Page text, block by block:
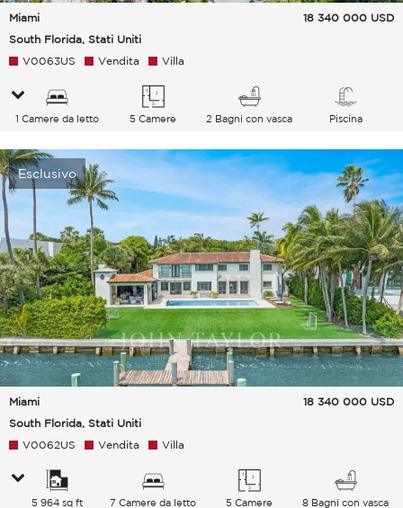
Miami
South Florida, Stati Uniti
18 340 000 USD
V0063US Vendita Villa
1 Camere da letto 5 Camere 2 Bagni con vasca Piscina
Esclusivo
Miami
South Florida, Stati Uniti
18 340 000 USD
V0062US Vendita Villa
5 964 sq ft 7 Camere da letto 5 Camere 8 Bagni con vasca